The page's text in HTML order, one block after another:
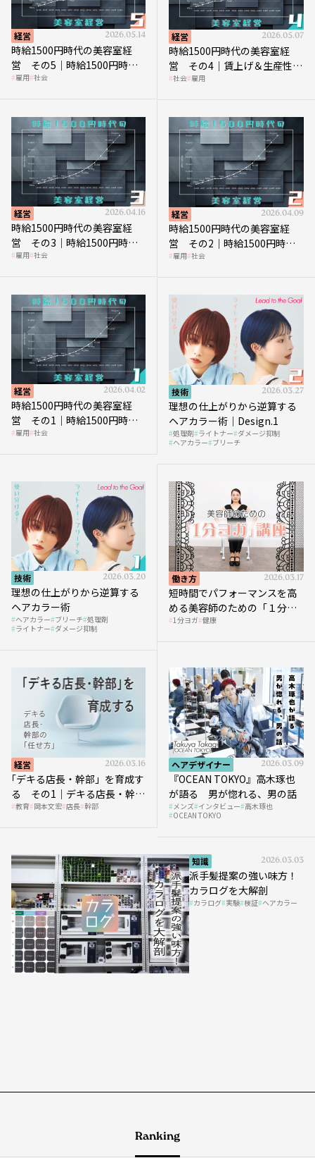
経営 2026.05.14
時給1500円時代の美容室経
営 その5｜時給1500円時代
の到来は美容業の収益構造を
雇用 社会
経営 2026.05.07
時給1500円時代の美容室経
営 その4｜賃上げ＆生産性向
上につなげる賢い助成金活用
社会 雇用
経営 2026.04.16
時給1500円時代の美容室経
営 その3｜時給1500円時
代、美容業はどのような影響
雇用 社会
経営 2026.04.09
時給1500円時代の美容室経
営 その2｜時給1500円時代
に支払う給与はいくらなのか
雇用 社会
経営 2026.04.02
時給1500円時代の美容室経
営 その1｜時給1500円時代
へ向かう社会的背景
雇用 社会
技術 2026.03.27
理想の仕上がりから逆算する
ヘアカラー術｜Design.1
処理剤 ライトナー ダメージ抑制
ヘアカラー ブリーチ
技術 2026.03.20
理想の仕上がりから逆算する
ヘアカラー術
ヘアカラー ブリーチ 処理剤
ライトナー ダメージ抑制
働き方 2026.03.17
短時間でパフォーマンスを高
める美容師のための「１分ヨ
ガ」講座｜実践編
1分ヨガ 健康
経営 2026.03.16
｢デキる店長・幹部」を育成す
る その1｜デキる店長・幹部
の「任せ方」
教育 岡本文宏 店長 幹部
ヘアデザイナー 2026.03.09
『OCEAN TOKYO』高木琢也
が語る 男が惚れる、男の話
メンズ インタビュー 高木琢也
OCEAN TOKYO
知識 2026.03.03
派手髪提案の強い味方！
カラログを大解剖
カラログ 実験 検証 ヘアカラー
Ranking